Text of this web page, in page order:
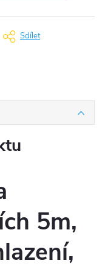
Sdílet
5m,